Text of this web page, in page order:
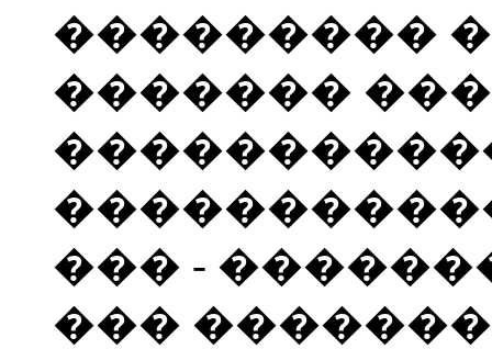
���������
�������
��� -
���